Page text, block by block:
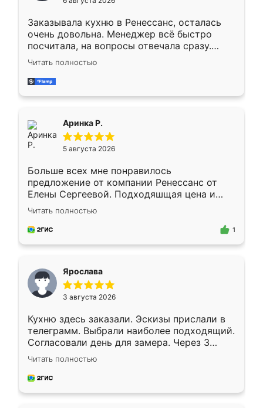
мебели буду заказывать только здесь.
Заказывала кухню в Ренессанс, осталась
очень довольна. Менеджер всё быстро
посчитала, на вопросы отвечала сразу.
Замерщик приехал в субботу, подошёл к
делу со всей ответственностью. Собрали
за день, ребята работали аккуратно, даже
Читать полностью
Аринка Р.
5 августа 2026
Больше всех мне понравилось
предложение от компании Ренессанс от
Елены Сергеевой. Подходяшщая цена и
короткие сроки изготовления. Приехавший
для замера сотрудник Владислав
предложил по моему эскизу самый
Читать полностью
1
Ярослава
3 августа 2026
Кухню здесь заказали. Эскизы прислали в
телеграмм. Выбрали наиболее подходящий.
Согласовали день для замера. Через 3
недели кухня была уже готова. Остались
довольны работой. Спасибо Ренессанс
мебель за качественную работу!
Читать полностью